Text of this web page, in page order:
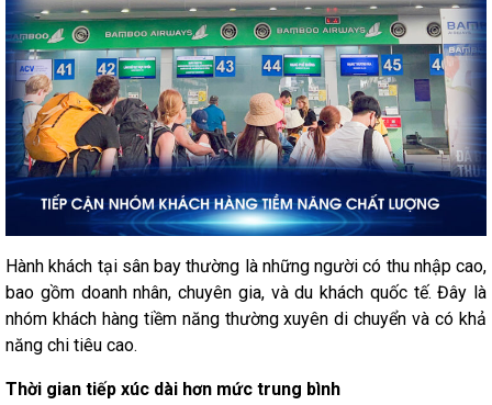
Hành khách tại sân bay thường là những người có thu nhập cao,
bao gồm doanh nhân, chuyên gia, và du khách quốc tế. Đây là
nhóm khách hàng tiềm năng thường xuyên di chuyển và có khả
năng chi tiêu cao.
Thời gian tiếp xúc dài hơn mức trung bình